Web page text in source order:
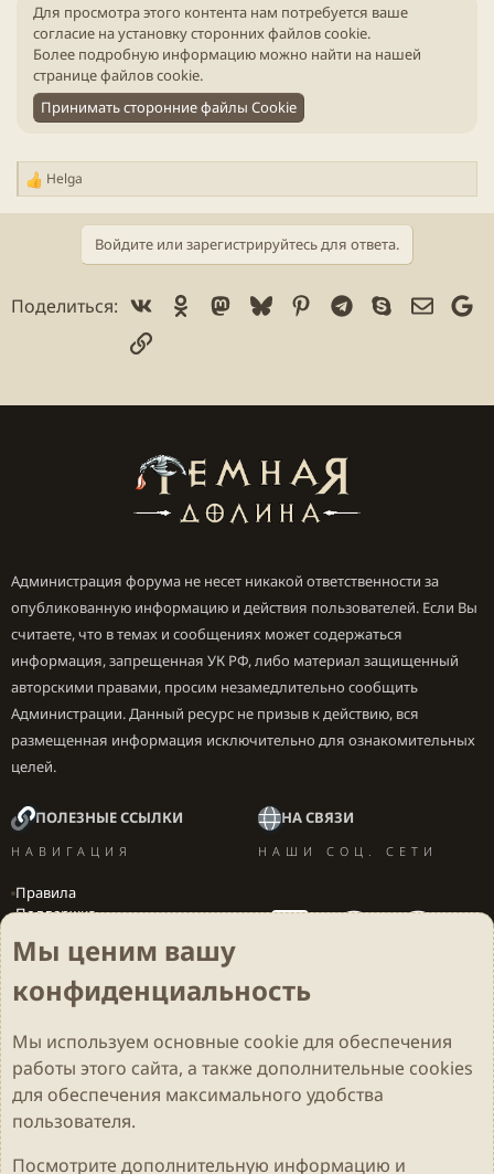
Для просмотра этого контента нам потребуется ваше
согласие на установку сторонних файлов cookie.
Более подробную информацию можно найти на нашей
странице файлов cookie.
Принимать сторонние файлы Cookie
Р
и
Helga
Войдите или зарегистрируйтесь для ответа.
Поделиться: Vk Ok Mastodon
BlueskyPinterest
Telegram
Skype
Ссылка
Администрация форума не несет никакой ответственности за
опубликованную информацию и действия пользователей. Если Вы
считаете, что в темах и сообщениях может содержаться
информация, запрещенная УК РФ, либо материал защищенный
авторскими правами, просим незамедлительно сообщить
Администрации. Данный ресурс не призыв к действию, вся
размещенная информация исключительно для ознакомительных
целей.
ПОЛЕЗНЫЕ ССЫЛКИ
НАВИГАЦИЯ
Правила
Поддержка
Локализация игр
НА СВЯЗИ
НАШИ СОЦ. СЕТИ
Cookies Darkdale - Основа [v.2.3.2 rc1] 🔥
Русский (RU)
Обратная связь
Условия и правила
Политика конфиденциальности
Помощь
R
Мы ценим вашу
конфиденциальность
Мы используем основные cookieдля обеспечения
работы этого сайта, а также дополнительные cookies
для обеспечения максимального удобства
пользователя.
Посмотрите дополнительную информацию и